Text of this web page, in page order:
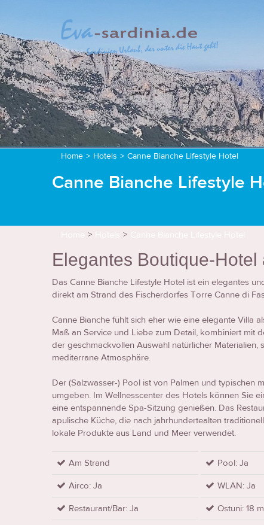
Home > Hotels > Canne Bianche Lifestyle Hotel
Canne Bianche Lifestyle
> >
Elegantes Boutique-Hotel
Das Canne Bianche Lifestyle Hotel ist ein elegantes
direkt am Strand des Fischerdorfes Torre Canne di
Canne Bianche fühlt sich eher wie eine elegante Villa
Maß an Service und Liebe zum Detail, kombiniert mit
der geschmackvollen Auswahl natürlicher Materialien,
mediterrane Atmosphäre.
Der (Salzwasser-) Pool ist von Palmen und typischen
umgeben. Im Wellnesscenter des Hotels können Sie
eine entspannende Spa-Sitzung genießen. Das
apulische Küche, die nach jahrhundertealten
lokale Produkte aus Land und Meer verwendet.
Am Strand
Pool: Ja
Airco: Ja
WLAN: Ja
Restaurant/Bar: Ja
Ostuni: 18 m